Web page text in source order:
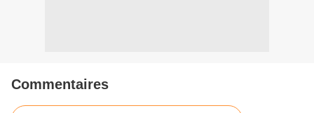
Commentaires